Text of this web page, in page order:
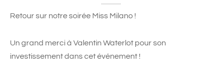
Retour sur notre soirée Miss Milano !
Un grand merci à Valentin Waterlot pour son
investissement dans cet événement !